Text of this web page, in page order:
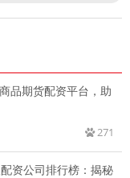
品期货配资平台，助
271
资公司排行榜：揭秘